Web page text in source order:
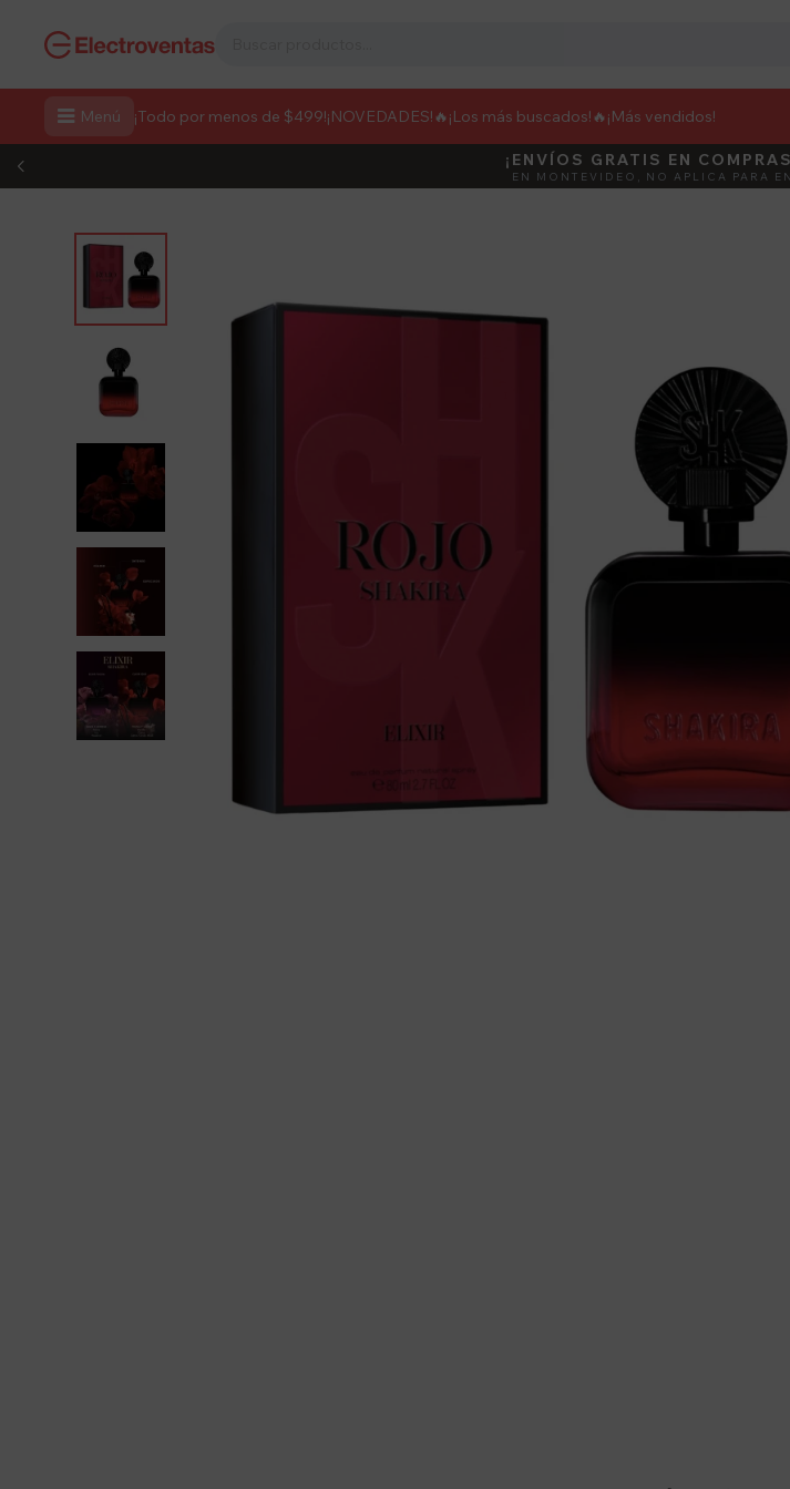
 Menú ¡Todo por menos de $499!¡NOVEDADES! 🔥¡Los más buscados!🔥 ¡Más vendidos!
¡ENVÍOS GRATIS EN
EN MONTEVIDEO, NO APLICA PARA